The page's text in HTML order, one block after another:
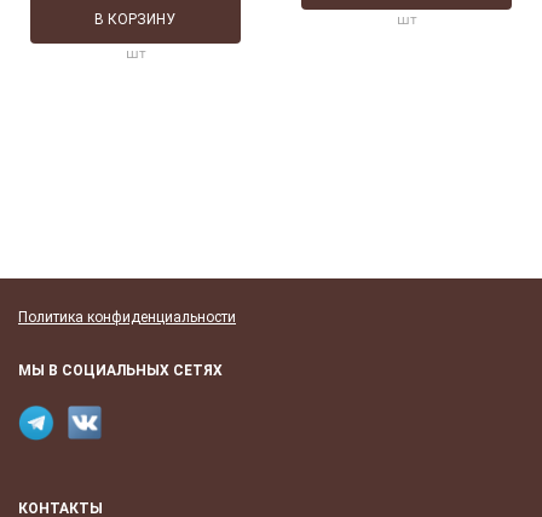
шт
В КОРЗИНУ шт
Политика конфиденциальности
МЫ В СОЦИАЛЬНЫХ СЕТЯХ
КОНТАКТЫ